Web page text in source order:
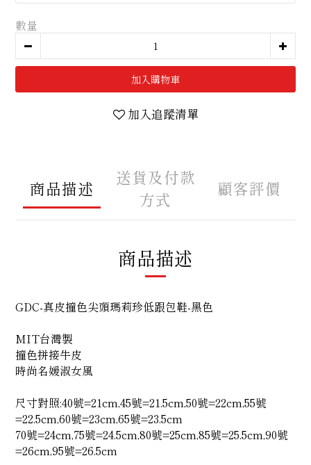
數量
加入購物車
加入追蹤清單
商品描述
送貨及付款
方式
顧客評價
商品描述
GDC-真皮撞色尖頭瑪莉珍低跟包鞋-黑色
MIT台灣製
撞色拼接牛皮
時尚名媛淑女風
尺寸對照:40號=21cm,45號=21.5cm,50號=22cm,55號
=22.5cm,60號=23cm,65號=23.5cm
70號=24cm,75號=24.5cm,80號=25cm,85號=25.5cm,90號
=26cm,95號=26.5cm